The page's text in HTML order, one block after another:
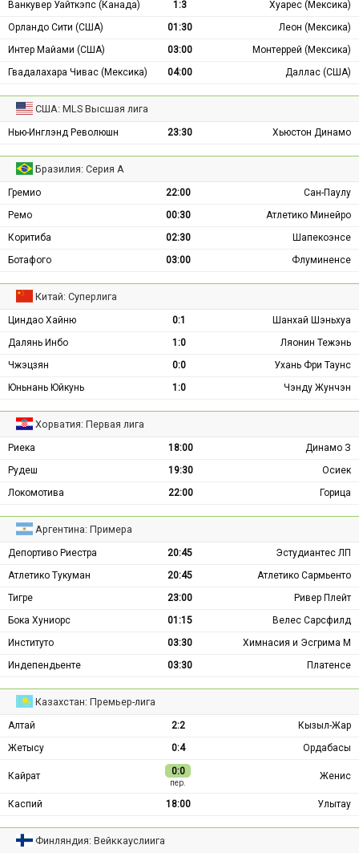
Ванкувер Уайткэпс (Канада) 1:3
Хуарес (Мексика)
Орландо Сити (США)
01:30
Леон (Мексика)
Интер Майами (США)
03:00
Монтеррей (Мексика)
Гвадалахара Чивас (Мексика)
04:00 Даллас (США)
США: MLS Высшая лига
Нью-Инглэнд Революшн 23:30 Хьюстон Динамо
Бразилия: Серия А
Гремио 22:00
Сан-Паулу
Ремо
00:30
Атлетико Минейро
Коритиба
02:30
Шапекоэнсе
Ботафого
03:00 Флуминенсе
Китай: Суперлига
Циндао Хайню 0:1
Шанхай Шэньхуа
Далянь Инбо
1:0
Ляонин Тежэнь
Чжэцзян
0:0
Ухань Фри Таунс
Юньнань Юйкунь
1:0 Чэнду Жунчэн
Хорватия: Первая лига
Риека 18:00
Динамо З
Рудеш
19:30
Осиек
Локомотива
22:00 Горица
Аргентина: Примера
Депортиво Риестра 20:45
Эстудиантес ЛП
Атлетико Тукуман
20:45
Атлетико Сармьенто
Тигре
23:00
Ривер Плейт
Бока Хуниорс
01:15
Велес Сарсфилд
Институто
03:30
Химнасия и Эсгрима М
Индепендьенте
03:30 Платенсе
Казахстан: Премьер-лига
Алтай 2:2
Кызыл-Жар
Жетысу
0:4 Ордабасы
Кайрат 0:0
пер.
Женис
Каспий 18:00 Улытау
Финляндия: Вейккауслиига